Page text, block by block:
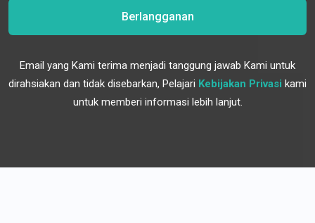
Berlangganan
Email yang Kami terima menjadi tanggung jawab Kami untuk
dirahsiakan dan tidak disebarkan, Pelajari Kebijakan Privasi kami
untuk memberi informasi lebih lanjut.